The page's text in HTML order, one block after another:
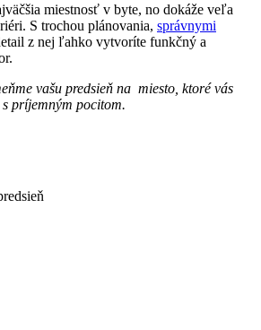
miestnosť v byte, no dokáže veľa
S trochou plánovania, správnymi
z nej ľahko vytvoríte funkčný a
vašu predsieň na miesto, ktoré vás
príjemným pocitom.